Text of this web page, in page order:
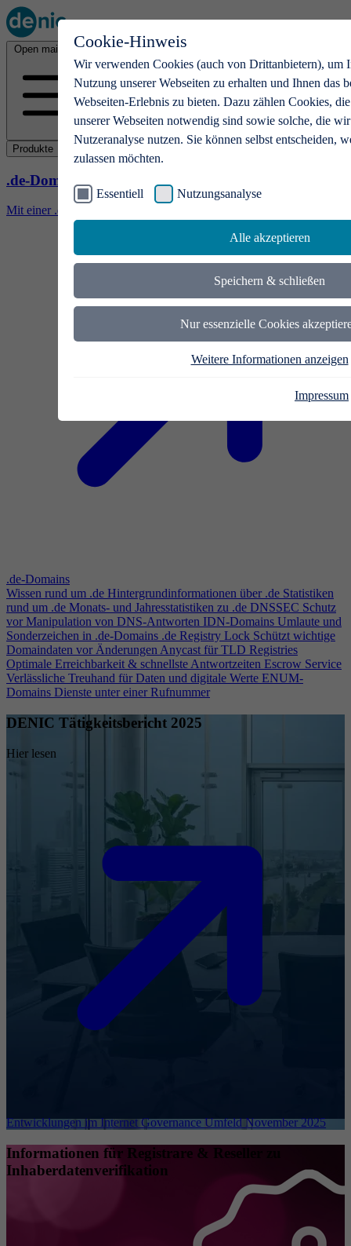
Cookie-Hinweis
Wir verwenden Cookies (auch von Drittanbietern), um
Nutzung unserer Webseiten zu erhalten und Ihnen das
Webseiten-Erlebnis zu bieten. Dazu zählen Cookies,
unserer Webseiten notwendig sind sowie solche, die
Nutzeranalyse nutzen. Sie können selbst entscheiden,
zulassen möchten.
Essentiell Nutzungsanalyse
Alle akzeptieren
Speichern & schließen
Nur essenzielle Cookies
Weitere Informationen anzeigen
Impressum
Open main menu
Produkte
.de-Domains
Mit einer .de-Domain erhalten Ideen eine Bühne
.de-Domains
Wissen rund um .de Hintergrundinformationen über .de Statistiken
rund um .de Monats- und Jahresstatistiken zu .de DNSSEC Schutz
vor Manipulation von DNS-Antworten IDN-Domains Umlaute und
Sonderzeichen in .de-Domains .de Registry Lock Schützt wichtige
Domaindaten vor ÄnderungenAnycast für TLD Registries
Optimale Erreichbarkeit & schnellste Antwortzeiten Escrow Service
Verlässliche Treuhand für Daten und digitale Werte ENUM-
Domains Dienste unter einer Rufnummer
DENIC Tätigkeitsbericht 2025
Hier lesen
Entwicklungen im Internet Governance Umfeld November 2025
Informationen für Registrare & Reseller zu
Inhaberdatenverifikation